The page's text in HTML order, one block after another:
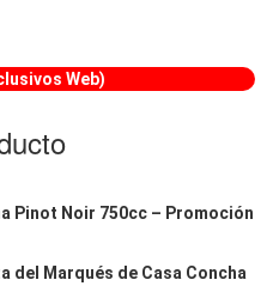
Web)
Pinot Noir 750cc – Promoción
del
Marqués de Casa Concha